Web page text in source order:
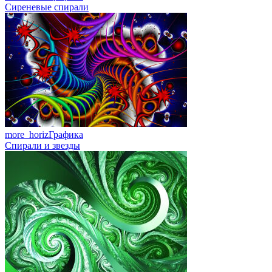
Сиреневые спирали
more_horizГрафика
Спирали и звезды